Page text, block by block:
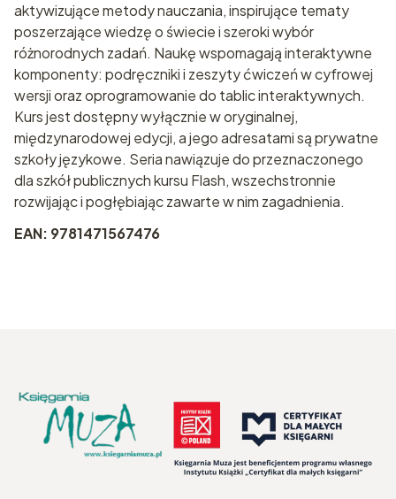
aktywizujące metody nauczania, inspirujące tematy
poszerzające wiedzę o świecie i szeroki wybór
różnorodnych zadań. Naukę wspomagają interaktywne
komponenty: podręczniki i zeszyty ćwiczeń w cyfrowej
wersji oraz oprogramowanie do tablic interaktywnych.
Kurs jest dostępny wyłącznie w oryginalnej,
międzynarodowej edycji, a jego adresatami są prywatne
szkoły językowe. Seria nawiązuje do przeznaczonego
dla szkół publicznych kursu Flash, wszechstronnie
rozwijając i pogłębiając zawarte w nim zagadnienia.
EAN: 9781471567476